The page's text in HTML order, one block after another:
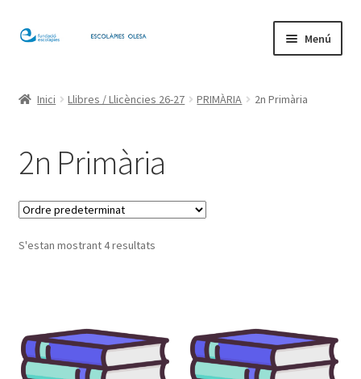
Salta
Vés
Menú
Inici Llibres / Llicències 26-27 PRIMÀRIA 2n Primària
2n Primària
S'estan mostrant 4 resultats